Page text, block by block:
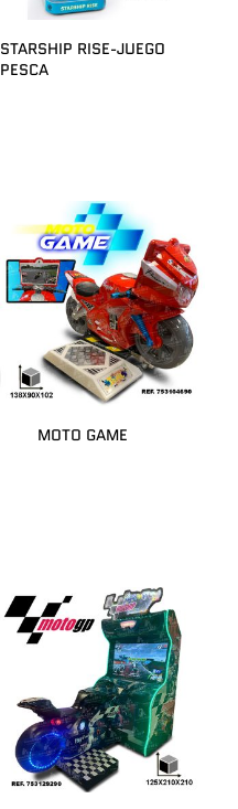
STARSHIP RISE-JUEGO
PESCA
MOTO GAME